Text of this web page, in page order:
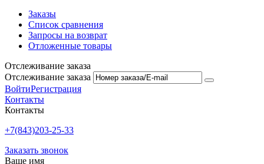
Заказы
Список сравнения
Запросы на возврат
Отложенные товары
Отслеживание заказа
Отслеживание заказа
ВойтиРегистрация
Контакты
Контакты
+7(843)203-25-33
Заказать звонок
Ваше имя